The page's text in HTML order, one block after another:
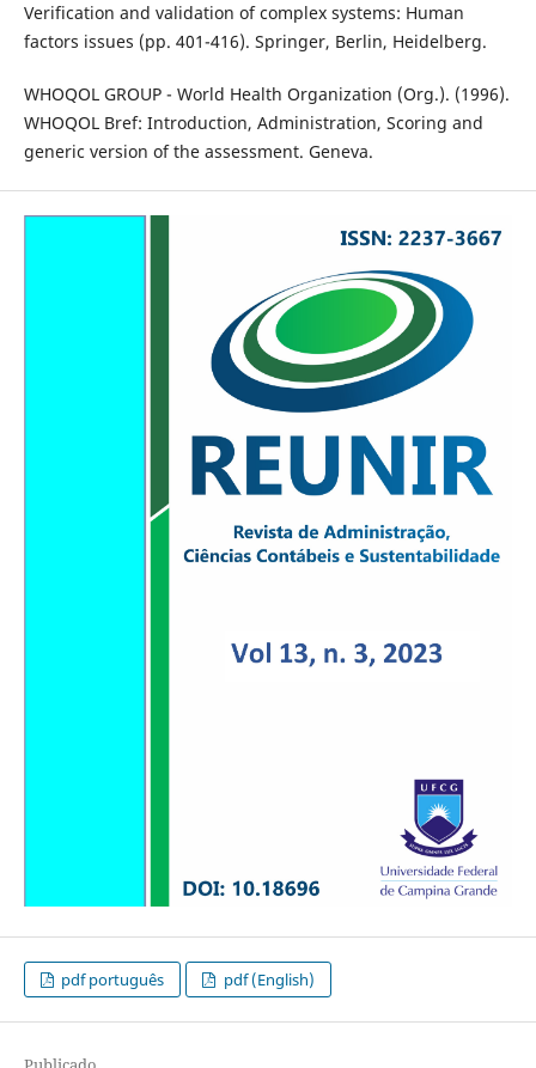
Verification and validation of complex systems: Human
factors issues (pp. 401-416). Springer, Berlin, Heidelberg.
WHOQOL GROUP - World Health Organization (Org.). (1996).
WHOQOL Bref: Introduction, Administration, Scoring and
generic version of the assessment. Geneva.
pdf português pdf (English)